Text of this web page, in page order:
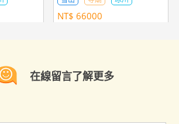
NT$ 66000
在線留言了解更多